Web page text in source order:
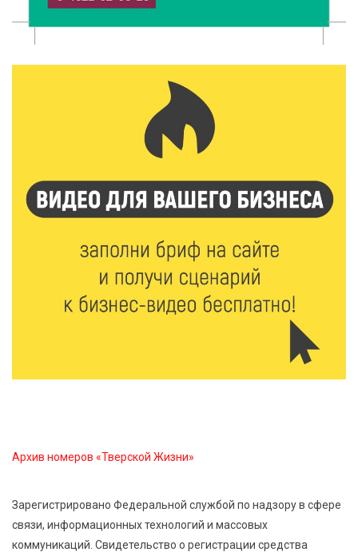
В Тверской области провели Арбузный книжный
день
В Тверской области стартовала четвертая смена:
инспекторы ГИБДД напомнили школьникам
правила безопасности в автобусах
7 Авг 2026 22:32 344
Сотрудники УФСИН по Тверской области
поддержали Всероссийскую акцию ко Дню
7 Авг 2026 22:02 358
Новые правила РЖД: пассажиров начнут
рекомендации фитнес ‑ специалиста Александра
Семина
Архив номеров «Тверской Жизни»
Зарегистрировано Федеральной службой по надзору в сфере
связи, информационных технологий и массовых
коммуникаций. Свидетельство о регистрации средства